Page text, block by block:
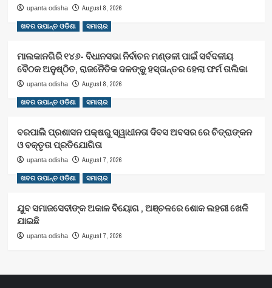
upanta odisha August 8, 2026
ଖବର ଉପାନ୍ତ ଓଡିଶା ସମାଚାର
ମାଲକାନଗିରି ୧୪୬- ବିଧାନସଭା ନିର୍ବାଚନ ମଣ୍ଡଳୀ ପାଇଁ ସର୍ବଦଳୀୟ
ବୈଠକ ଅନୁଷ୍ଠିତ, ରାଜନୈତିକ ଦଳଙ୍କୁ ହସ୍ତାନ୍ତର ହେଲା ଫର୍ମ ତାଲିକା
upanta odisha August 8, 2026
ଖବର ଉପାନ୍ତ ଓଡିଶା ସମାଚାର
ବରପାଲି ପ୍ରଶାସନ ପକ୍ଷରୁ ସ୍ୱାଧୀନତା ଦିବସ ଅବସର ରେ ଚିତ୍ରାଙ୍କନ
ଓ ବକ୍ତୃତା ପ୍ରତିଯୋଗିତା
upanta odisha August 7, 2026
ଖବର ଉପାନ୍ତ ଓଡିଶା ସମାଚାର
ଯୁବ ସମାଜସେବୀଙ୍କ ଅକାଳ ବିୟୋଗ , ଅଞ୍ଚଳରେ ଶୋକ ଲହରୀ ଖେଳି
ଯାଇଛି
upanta odisha August 7, 2026